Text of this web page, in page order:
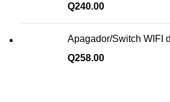
Q240.00
Apagador/Switch WIFI
Q258.00